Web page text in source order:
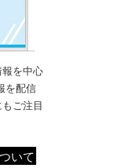
を中心
を配信
ご注目
いて